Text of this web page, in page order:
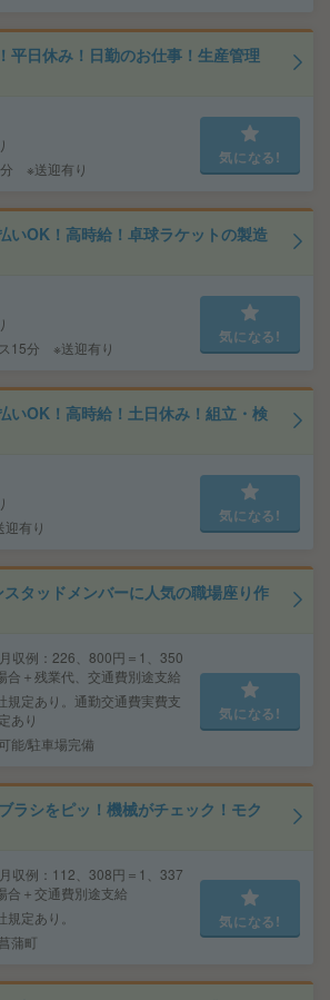
平日休み！日勤のお仕事！生産管理
※送迎有り
気になる!
いOK！高時給！卓球ラケットの製造
15分 ※送迎有り
気になる!
いOK！高時給！土日休み！組立・検
有り
気になる!
タッドメンバーに人気の職場座り作
収例：226、800円＝1、350
合＋残業代、交通費別途支給
規定あり。通勤交通費実費支
あり
能/駐車場完備
気になる!
ラシをピッ！機械がチェック！モク
収例：112、308円＝1、337
合＋交通費別途支給
定あり。
蒲町
気になる!